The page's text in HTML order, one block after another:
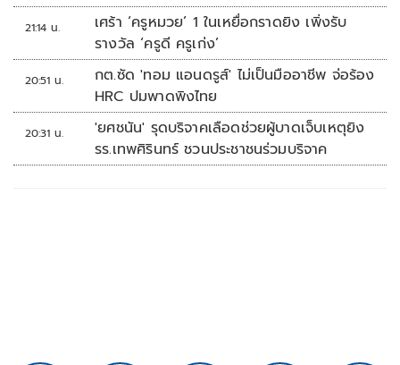
21:14 น.
เศร้า ‘ครูหมวย’ 1 ในเหยื่อกราดยิง เพิ่งรับ
รางวัล ‘ครูดี ครูเก่ง’
20:51 น.
กต.ซัด 'ทอม แอนดรูส์' ไม่เป็นมืออาชีพ จ่อร้อง
HRC ปมพาดพิงไทย
20:31 น.
'ยศชนัน' รุดบริจาคเลือดช่วยผู้บาดเจ็บเหตุยิง
รร.เทพศิรินทร์ ชวนประชาชนร่วมบริจาค